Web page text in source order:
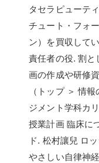
タセラピューテ
チュート・フォ
ン）を買収して
責任者の役. 割
画の作成や研修
（トップ ＞ 情
ジメント学科カ
授業計画 臨床に
ド. 松村讓兒 ロ
やさしい自律神